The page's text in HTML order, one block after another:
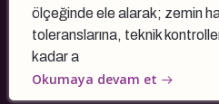
ölçeğinde ele alarak; zemin
toleranslarına, teknik
kadar a
Okumaya devam et